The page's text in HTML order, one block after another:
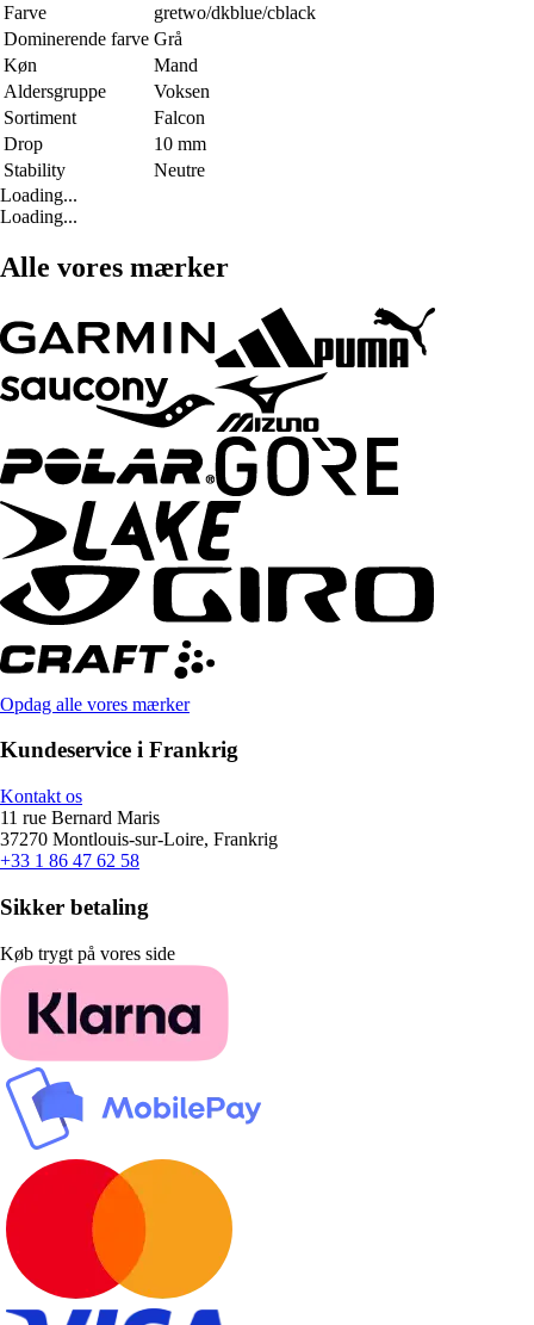
Farve
gretwo/dkblue/cblack
Dominerende farve Grå
Køn
Mand
Aldersgruppe
Voksen
Sortiment
Falcon
Drop
10 mm
Stability
Neutre
Loading...
Loading...
Alle vores mærker
Opdag alle vores mærker
Kundeservice i Frankrig
Kontakt os
11 rue Bernard Maris
37270 Montlouis-sur-Loire, Frankrig
+33 1 86 47 62 58
Sikker betaling
Køb trygt på vores side